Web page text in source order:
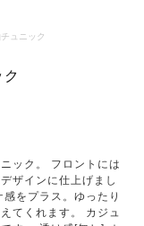
ュニック
ック。 フロントには
ザインに仕上げまし
をプラス。ゆったり
てくれます。 カジュ